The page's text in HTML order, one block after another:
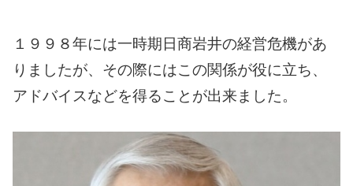
１９９８年には一時期日商岩井の経営危機があ
りましたが、その際にはこの関係が役に立ち、
アドバイスなどを得ることが出来ました。